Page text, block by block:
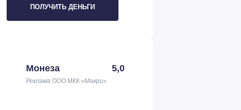
ПОЛУЧИТЬ ДЕНЬГИ
Монеза 5,0
Реклама ООО МКК «Макро»